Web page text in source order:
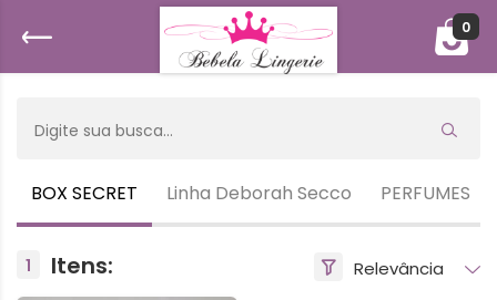
0
BOX SECRET Linha Deborah Secco PERFUMES
1 Itens: